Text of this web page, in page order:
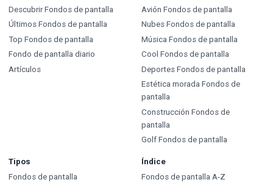
Descubrir Fondos de pantalla
Últimos Fondos de pantalla
Top Fondos de pantalla
Fondo de pantalla diario
Artículos
Avión Fondos de pantalla
Nubes Fondos de pantalla
Música Fondos de pantalla
Cool Fondos de pantalla
Deportes Fondos de pantalla
Estética morada Fondos de
pantalla
Construcción Fondos de
pantalla
Golf Fondos de pantalla
Tipos
Fondos de pantalla
Índice
Fondos de pantalla A-Z